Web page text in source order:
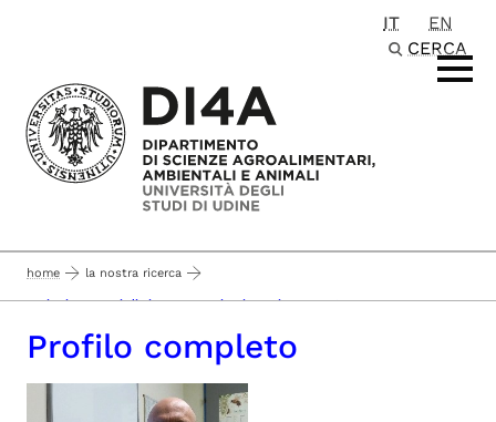
IT
EN
CERCA
home la nostra ricerca
sezioni e gruppi di ricerca - pagina in aggiornamento -
Profilo completo